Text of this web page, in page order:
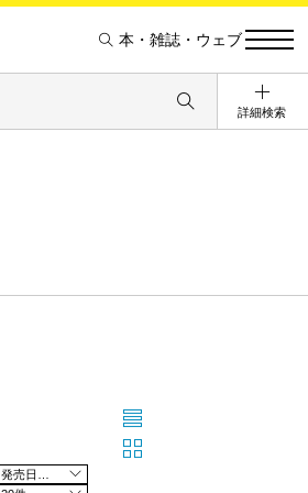
本・雑誌・ウェブ
詳細検索